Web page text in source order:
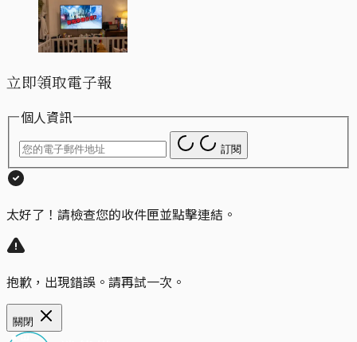
立即領取電子報
個人資訊
訂閱
太好了！請檢查您的收件匣並點擊連結。
抱歉，出現錯誤。請再試一次。
關閉